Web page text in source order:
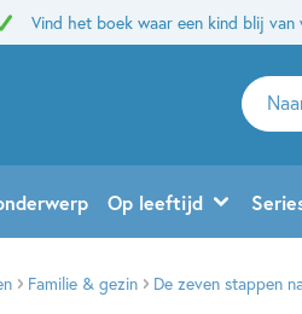
Vind het boek waar een kind blij van
Zoeken
naar
en
Op leeftijd
Familie & gezin De zeven stappen